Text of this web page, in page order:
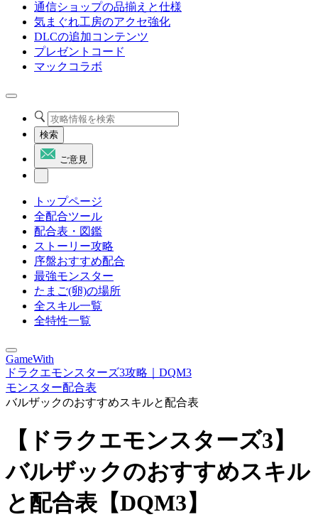
通信ショップの品揃えと仕様
気まぐれ工房のアクセ強化
DLCの追加コンテンツ
プレゼントコード
マックコラボ
検索
ご意見
トップページ
全配合ツール
配合表・図鑑
ストーリー攻略
序盤おすすめ配合
最強モンスター
たまご(卵)の場所
全スキル一覧
全特性一覧
GameWith
ドラクエモンスターズ3攻略｜DQM3
モンスター配合表
バルザックのおすすめスキルと配合表
【ドラクエモンスターズ3】
バルザックのおすすめスキル
と配合表【DQM3】